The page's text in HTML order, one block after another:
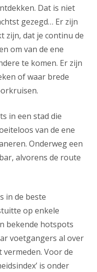
Dat is niet
gezegd… Er zijn
zijn, dat je continu de
om van de ene
te komen. Er zijn
of waar brede
in een stad die
van de ene
Onderweg een
alvorens de route
in de beste
op enkele
bekende hotspots
voetgangers al over
Voor de
is onder